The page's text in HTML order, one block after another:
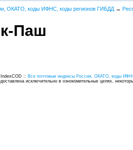
ОКАТО, коды ИФНС, коды регионов ГИБДД →
Паш
:: Все почтовые индексы России, ОКАТО, коды
исключительно в ознокомительных целях,